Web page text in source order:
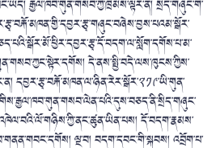
རྒྱལ་ཁབ་གུན་གསབ་ཀྱི་ཁྲིམས་ལྟར་ན། སྲིད་གཞུང་གི་
དེ་ནས་སྤྱི་བདེ་ལས་ཁུངས་ཀྱིས་
དབྱར་རྩྭ་བརྐོ་མཁན་ལ་ཉིན་རེར་སྒོར་༢༡༩་ཡི་གུན་
དོ་བདག་རྣམས་
ལྔ་བ། བདག་དབང་གི་སྐབས། འབྲོག་པ་